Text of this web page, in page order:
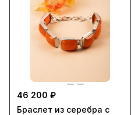
46 200 ₽
Браслет из серебра с